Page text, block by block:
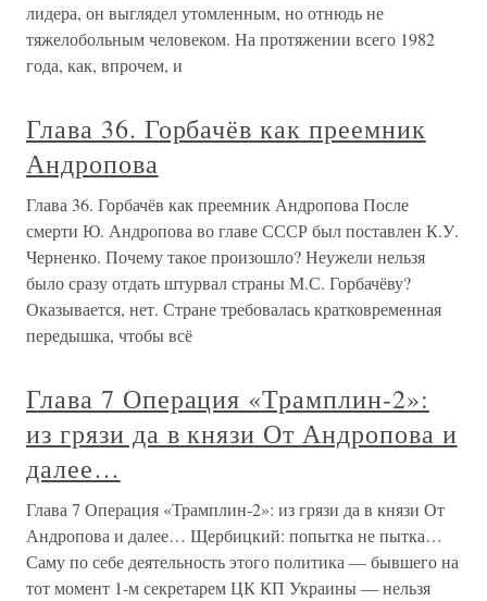
лидера, он выглядел утомленным, но отнюдь не
тяжелобольным человеком. На протяжении всего 1982
года, как, впрочем, и
Глава 36. Горбачёв как преемник
Андропова
Глава 36. Горбачёв как преемник Андропова После
смерти Ю. Андропова во главе СССР был поставлен К.У.
Черненко. Почему такое произошло? Неужели нельзя
было сразу отдать штурвал страны М.С. Горбачёву?
Оказывается, нет. Стране требовалась кратковременная
передышка, чтобы всё
Глава 7 Операция «Трамплин-2»:
из грязи да в князи От Андропова и
далее…
Глава 7 Операция «Трамплин-2»: из грязи да в князи От
Андропова и далее… Щербицкий: попытка не пытка…
Саму по себе деятельность этого политика — бывшего на
тот момент 1-м секретарем ЦК КП Украины — нельзя